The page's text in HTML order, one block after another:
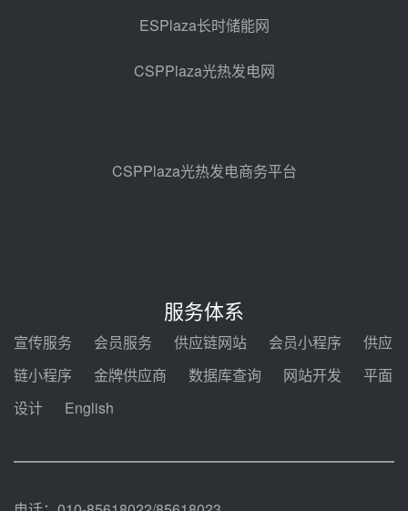
昊森机电中标新疆华电天山北麓基
地100MW光热发电工程EPC总承
包项目熔盐介质超声波流量计采购
前天 08-05 17:09
前天 08-05 14:48
2026-2029年熔盐介质框架协议
中能建华中试研院中标重能新疆
100MW光热项目机组调试及性能
规模化助力构建绿色低碳电力供给
ESPlaza长时储能网
CSPPlaza光热发电网
CSPPlaza光热发电商务平台
服务体系
宣传服务 会员服务 供应链网站 会员小程序
供应
链小程序
金牌供应商 数据库查询 网站开发
平面
设计
English